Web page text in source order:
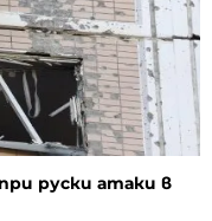
руски атаки в